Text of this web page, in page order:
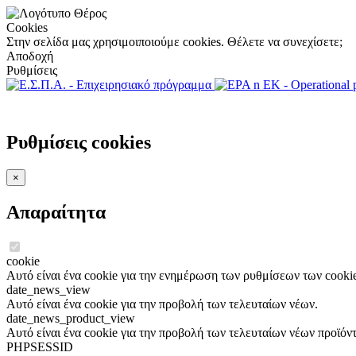
Cookies
Στην σελίδα μας χρησιμοιποιούμε cookies. Θέλετε να συνεχίσετε;
Αποδοχή
Ρυθμίσεις
Ρυθμίσεις cookies
×
Απαραίτητα
cookie
Αυτό είναι ένα cookie για την ενημέρωση των ρυθμίσεων των
date_news_view
Αυτό είναι ένα cookie για την προβολή των τελευταίων νέων.
date_news_product_view
Αυτό είναι ένα cookie για την προβολή των τελευταίων νέων
PHPSESSID